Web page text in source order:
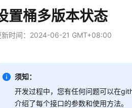
置桶多版本状态
时间： 2024-06-21 GMT+08:00
须知：
开发过程中，您有任何问题可以在
介绍了每个接口的参数和使用方法。